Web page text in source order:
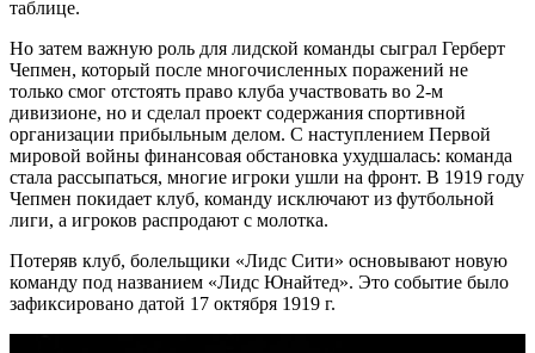
таблице.
Но затем важную роль для лидской команды сыграл Герберт
Чепмен, который после многочисленных поражений не
только смог отстоять право клуба участвовать во 2-м
дивизионе, но и сделал проект содержания спортивной
организации прибыльным делом. С наступлением Первой
мировой войны финансовая обстановка ухудшалась: команда
стала рассыпаться, многие игроки ушли на фронт. В 1919 году
Чепмен покидает клуб, команду исключают из футбольной
лиги, а игроков распродают с молотка.
Потеряв клуб, болельщики «Лидс Сити» основывают новую
команду под названием «Лидс Юнайтед». Это событие было
зафиксировано датой 17 октября 1919 г.